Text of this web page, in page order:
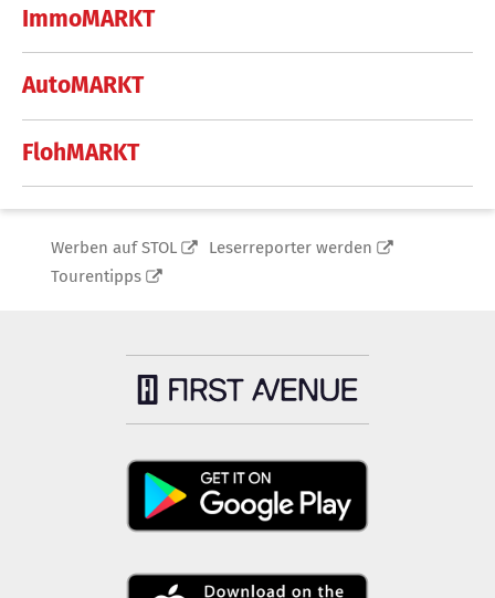
ImmoMARKT
AutoMARKT
FlohMARKT
Werben auf STOL
Leserreporter werden
Tourentipps